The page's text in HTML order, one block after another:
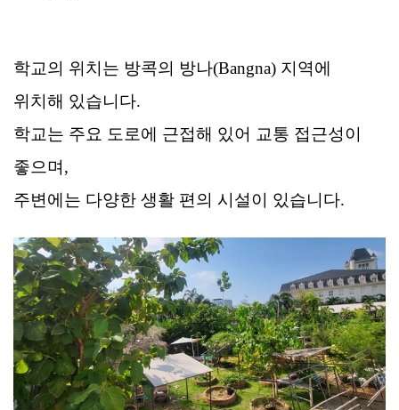
학교의 위치는 방콕의 방나(Bangna) 지역에
위치해 있습니다.
학교는 주요 도로에 근접해 있어 교통 접근성이
좋으며,
주변에는 다양한 생활 편의 시설이 있습니다.